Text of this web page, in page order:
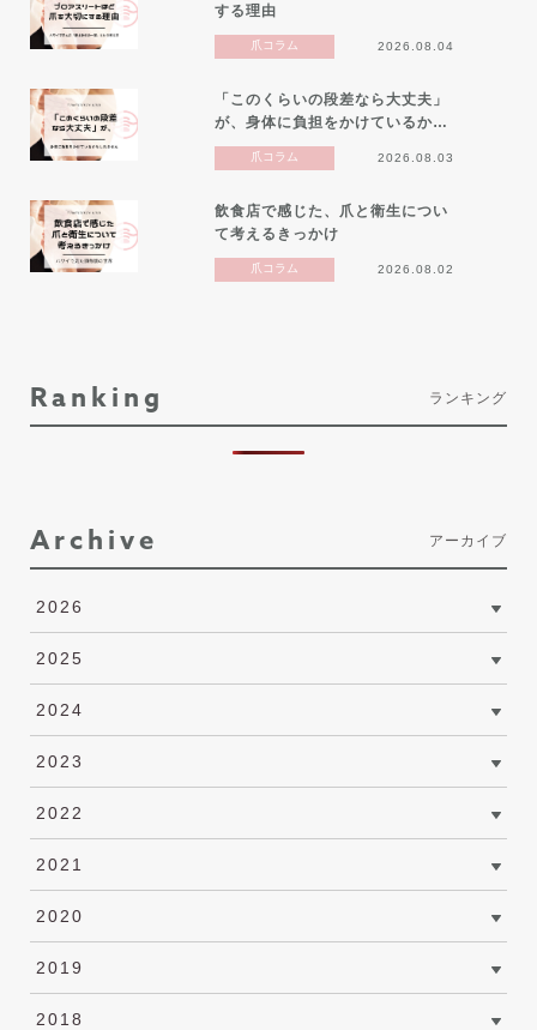
する理由
爪コラム 2026.08.04
「このくらいの段差なら大丈夫」
が、身体に負担をかけているか…
爪コラム 2026.08.03
飲食店で感じた、爪と衛生につい
て考えるきっかけ
爪コラム 2026.08.02
Ranking ランキング
Archive アーカイブ
2026
2025
2024
2023
2022
2021
2020
2019
2018